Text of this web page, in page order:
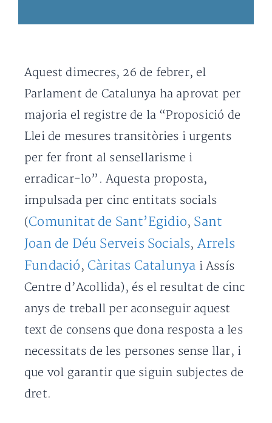
Aquest dimecres, 26 de febrer, el
Parlament de Catalunya ha aprovat per
majoria el registre de la “Proposició de
Llei de mesures transitòries i urgents
per fer front al sensellarisme i
erradicar-lo”. Aquesta proposta,
impulsada per cinc entitats socials
(Comunitat de Sant’Egidio, Sant
Joan de Déu Serveis Socials, Arrels
Fundació,Càritas Catalunya i Assís
Centre d’Acollida), és el resultat de cinc
anys de treball per aconseguir aquest
text de consens que dona resposta a les
necessitats de les persones sense llar, i
que vol garantir que siguin subjectes de
dret.